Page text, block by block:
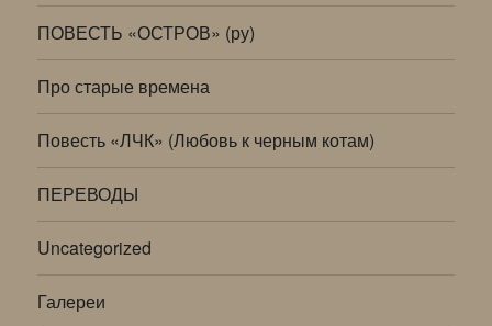
ПОВЕСТЬ «ОСТРОВ» (ру)
Про старые времена
Повесть «ЛЧК» (Любовь к черным котам)
ПЕРЕВОДЫ
Uncategorized
Галереи